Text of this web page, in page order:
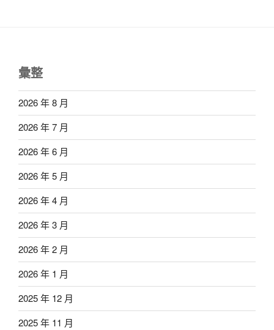
彙整
2026 年 8 月
2026 年 7 月
2026 年 6 月
2026 年 5 月
2026 年 4 月
2026 年 3 月
2026 年 2 月
2026 年 1 月
2025 年 12 月
2025 年 11 月